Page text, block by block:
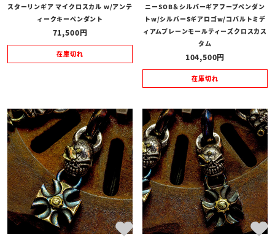
スターリンギア マイクロスカル w/アンテ
ィークキーペンダント
71,500
在庫切れ
ニーSOB＆シルバーギアフープペンダン
トw/シルバーSギアロゴw/コバルトミデ
ィアムプレーンモールティーズクロスカス
タム
104,500
在庫切れ